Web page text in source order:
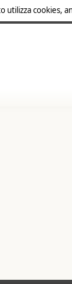
utilizza cookies,